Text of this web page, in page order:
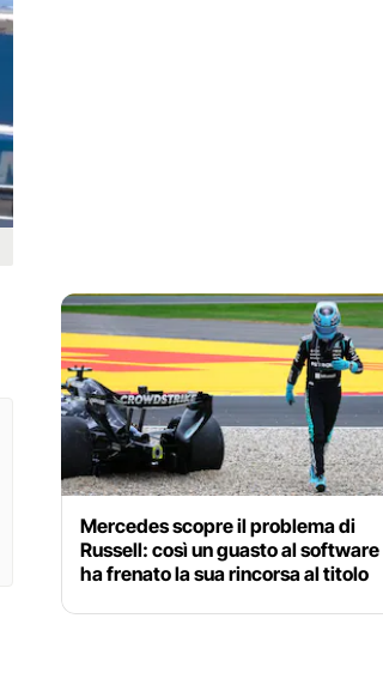
Mercedes scopre il problema di
Russell: così un guasto al software
ha frenato la sua rincorsa al titolo